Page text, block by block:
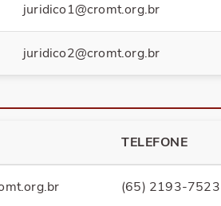
juridico1@cromt.org.br
juridico2@cromt.org.br
TELEFONE
(65) 2193-